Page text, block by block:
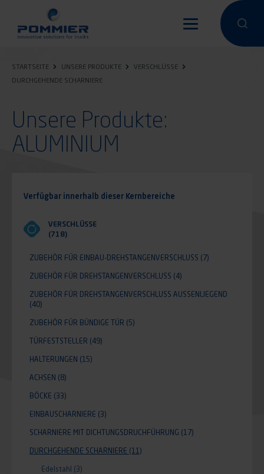
Inhalt
Eine
Eine
STARTSEITE UNSERE PRODUKTE
VERSCHLÜSSE
DURCHGEHENDE SCHARNIERE
Unsere Produkte:
ALUMINIUM
Verfügbar innerhalb dieser Kernbereiche
VERSCHLÜSSE
(718)
ZUBEHÖR FÜR EINBAU-DREHSTANGENVERSCHLUSS (7)
ZUBEHÖR FÜR DREHSTANGENVERSCHLUSS (4)
ZUBEHÖR FÜR DREHSTANGENVERSCHLUSS AUSSENLIEGEND
(40)
ZUBEHÖR FÜR BÜNDIGE TÜR (5)
TÜRFESTSTELLER (49)
HALTERUNGEN (15)
ACHSEN (8)
BÖCKE (33)
EINBAUSCHARNIERE (3)
SCHARNIERE MIT DICHTUNGSDRUCHFÜHRUNG (17)
DURCHGEHENDE SCHARNIERE (11)
Edelstahl (3)